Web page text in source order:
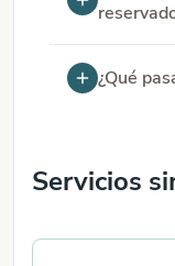
¿Qué
Servicios